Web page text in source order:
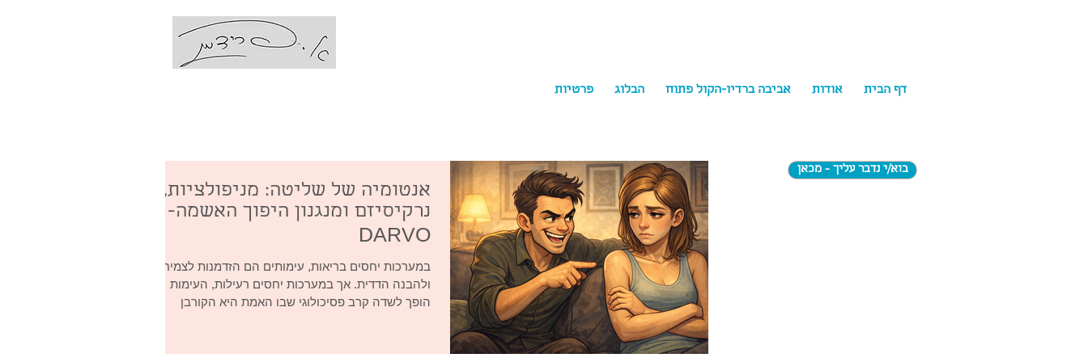
פרטיות הבלוג אביבה ברדיו-הקול פתוח אודות דף הבית
אנטומיה של שליטה: מניפולציות,
נרקיסיזם ומנגנון היפוך האשמה-
DARVO
במערכות יחסים בריאות, עימותים הם הזדמנות לצמיחה
ולהבנה הדדית. אך במערכות יחסים רעילות, העימות
הופך לשדה קרב פסיכולוגי שבו האמת היא הקורבן
והשפיות לחייכם. 1. מהי מניפולציה ואיפה היא פוגשת
בוא/י נדבר עליך - מכאן